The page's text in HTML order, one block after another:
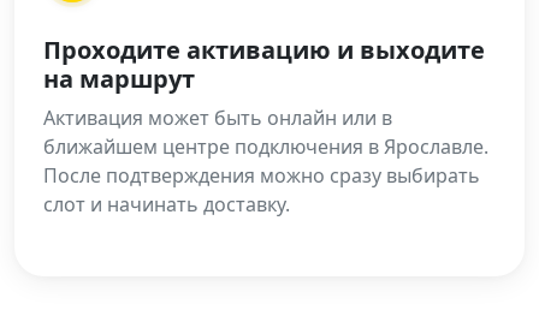
Проходите активацию и выходите
на маршрут
Активация может быть онлайн или в
ближайшем центре подключения в Ярославле.
После подтверждения можно сразу выбирать
слот и начинать доставку.